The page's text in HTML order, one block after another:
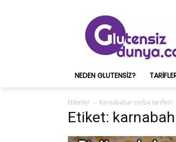
ve
Onun
Sağlık
NEDEN GLUTENSIZ?
Etiketler Karnabahar corba tarifleri
Etiket: